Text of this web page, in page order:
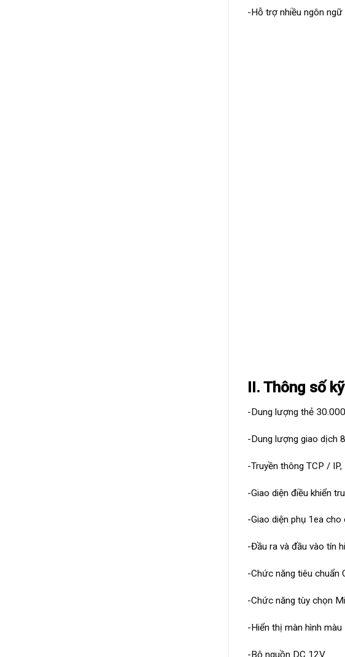
-Hỗ trợ nhiều ngôn ngữ
II. Thông số
-Dung lượng thẻ 30.000
-Dung lượng giao dịch
-Truyền thông TCP /
-Giao diện điều khiển
-Giao diện phụ 1ea
-Đầu ra và đầu vào tín
-Chức năng tiêu chuẩn
-Chức năng tùy chọn
-Hiển thị màn hình màu
-Bộ nguồn DC 12V